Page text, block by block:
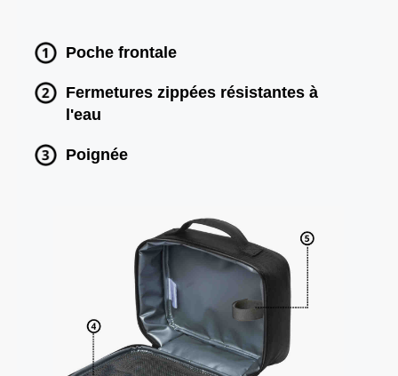
Poche frontale
Fermetures zippées résistantes à
l'eau
Poignée